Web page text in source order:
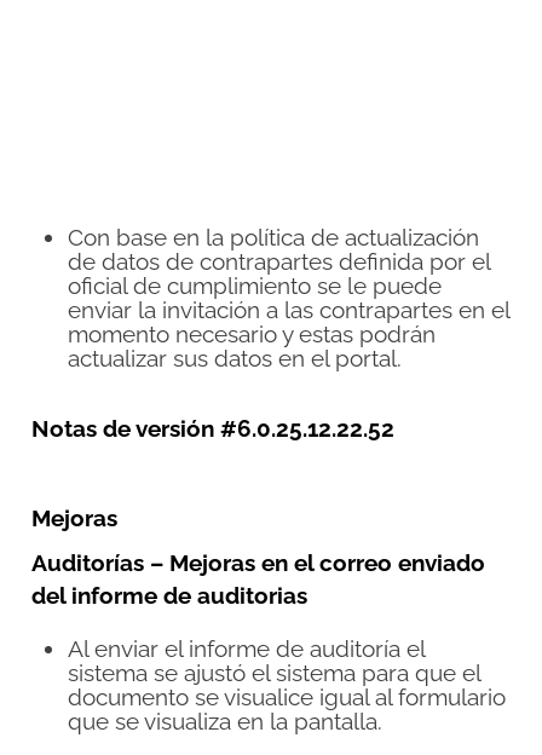
Con base en la política de actualización
de datos de contrapartes definida por el
oficial de cumplimiento se le puede
enviar la invitación a las contrapartes en el
momento necesario y estas podrán
actualizar sus datos en el portal.
Notas de versión #6.0.25.12.22.52
Mejoras
Auditorías – Mejoras en el correo enviado
del informe de auditorias
Al enviar el informe de auditoría el
sistema se ajustó el sistema para que el
documento se visualice igual al formulario
que se visualiza en la pantalla.